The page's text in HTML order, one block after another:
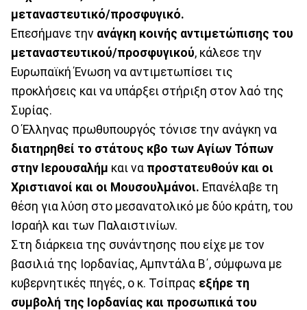
μεταναστευτικό/προσφυγικό.
Επεσήμανε την ανάγκη κοινής αντιμετώπισης του
μεταναστευτικού/προσφυγικού, κάλεσε την
Ευρωπαϊκή Ένωση να αντιμετωπίσει τις
προκλήσεις και να υπάρξει στήριξη στον λαό της
Συρίας.
Ο Έλληνας πρωθυπουργός τόνισε την ανάγκη να
διατηρηθεί το στάτους κβο των Αγίων Τόπων
στην Ιερουσαλήμ και να προστατευθούν και οι
Χριστιανοί και οι Μουσουλμάνοι. Επανέλαβε τη
θέση για λύση στο μεσανατολικό με δύο κράτη, του
Ισραήλ και των Παλαιστινίων.
Στη διάρκεια της συνάντησης που είχε με τον
βασιλιά της Ιορδανίας, Αμπντάλα Β΄, σύμφωνα με
κυβερνητικές πηγές, ο κ. Τσίπρας εξήρε τη
συμβολή της Ιορδανίας και προσωπικά του